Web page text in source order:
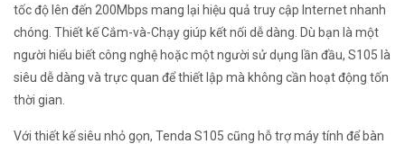
tốc độ lên đến 200Mbps mang lại hiệu quả truy cập Internet nhanh
chóng. Thiết kế Cắm-và-Chạy giúp kết nối dễ dàng. Dù bạn là một
người hiểu biết công nghệ hoặc một người sử dụng lần đầu, S105 là
siêu dễ dàng và trực quan để thiết lập mà không cần hoạt động tốn
thời gian.
Với thiết kế siêu nhỏ gọn, Tenda S105 cũng hỗ trợ máy tính để bàn